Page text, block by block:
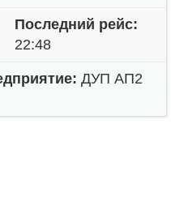
Последний рейс:
22:48
ДУП АП2